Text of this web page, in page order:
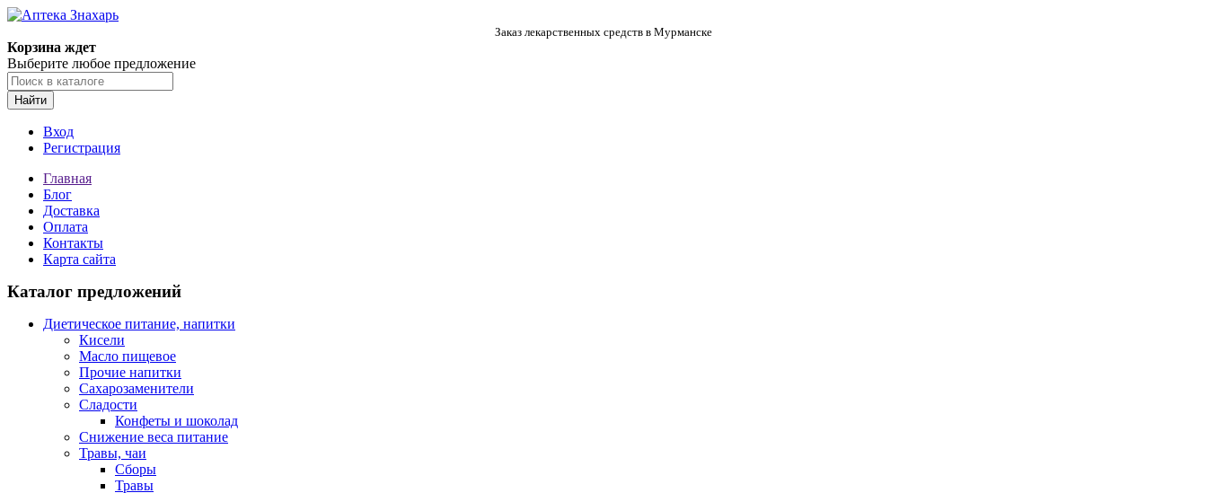
Заказ лекарственных средств в Мурманске
Корзина ждет
Выберите любое предложение
Найти
Вход
Регистрация
Главная
Блог
Доставка
Оплата
Контакты
Карта сайта
Каталог предложений
Диетическое питание, напитки
Кисели
Масло пищевое
Прочие напитки
Сахарозаменители
Сладости
Конфеты и шоколад
Снижение веса питание
Травы, чаи
Сборы
Травы